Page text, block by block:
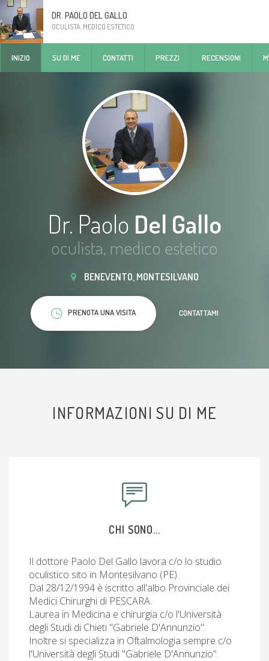
DR. PAOLO DEL GALLO
OCULISTA, MEDICO ESTETICO
INIZIO SU DI ME CONTATTI PREZZI RECENSIONI
Dr. Paolo Del Gallo
oculista, medico estetico
BENEVENTO, MONTESILVANO
PRENOTA UNA VISITA CONTATTAMI
INFORMAZIONI SU DI ME
CHI SONO...
Il dottore Paolo Del Gallo lavora c/o lo studio
oculistico sito in Montesilvano (PE).
Dal 28/12/1994 è iscritto all'albo Provinciale dei
Medici Chirurghi di PESCARA.
Laurea in Medicina e chirurgia c/o l'Università
degli Studi di Chieti "Gabriele D'Annunzio".
Inoltre si specializza in Oftalmologia sempre c/o
l'Università degli Studi "Gabriele D'Annunzio".